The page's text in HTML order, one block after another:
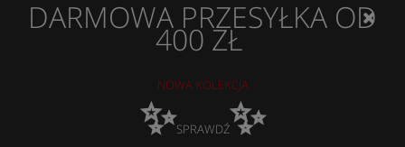
DARMOWA PRZESYŁKA OD
400 ZŁ
NOWA KOLEKCJA
✨SPRAWDŹ✨